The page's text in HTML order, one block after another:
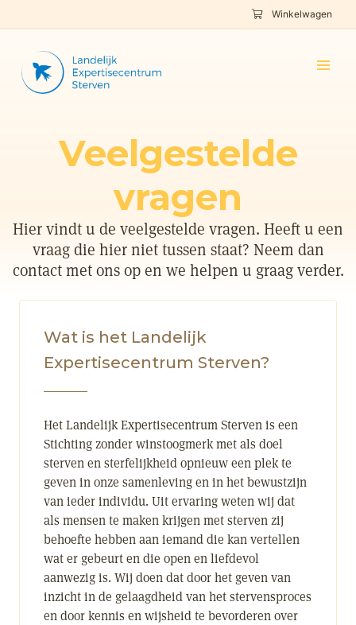
Winkelwagen
Veelgestelde
vragen
Hier vindt u de veelgestelde vragen. Heeft u een
vraag die hier niet tussen staat? Neem dan
contact met ons op en we helpen u graag verder.
Wat is het Landelijk
Expertisecentrum Sterven?
Het Landelijk Expertisecentrum Sterven is een
Stichting zonder winstoogmerk met als doel
sterven en sterfelijkheid opnieuw een plek te
geven in onze samenleving en in het bewustzijn
van ieder individu. Uit ervaring weten wij dat
als mensen te maken krijgen met sterven zij
behoefte hebben aan iemand die kan vertellen
wat er gebeurt en die open en liefdevol
aanwezig is. Wij doen dat door het geven van
inzicht in de gelaagdheid van het stervensproces
en door kennis en wijsheid te bevorderen over